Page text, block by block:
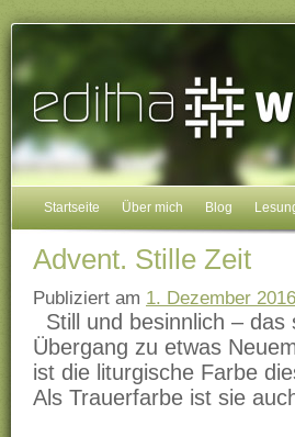
Startseite Über mich Blog
Advent. Stille Zeit
Publiziert am 1. Dezember 2016
Still und besinnlich –
Übergang zu etwas
ist die liturgische Farbe
Als Trauerfarbe ist sie